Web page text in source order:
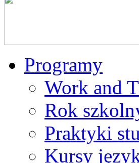
Programy
Work and
Rok
Praktyki
Kursy